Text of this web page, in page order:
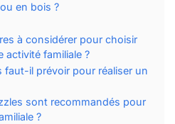
en bois ?
à considérer pour choisir
activité familiale ?
faut-il prévoir pour réaliser un
sont recommandés pour
?